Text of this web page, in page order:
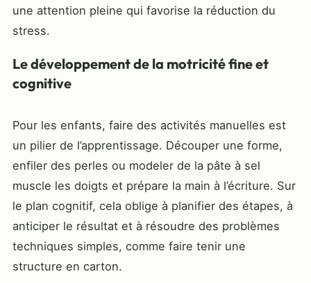
une attention pleine qui favorise la réduction du
stress.
Le développement de la motricité fine et
cognitive
Pour les enfants, faire des activités manuelles est
un pilier de l’apprentissage. Découper une forme,
enfiler des perles ou modeler de la pâte à sel
muscle les doigts et prépare la main à l’écriture. Sur
le plan cognitif, cela oblige à planifier des étapes, à
anticiper le résultat et à résoudre des problèmes
techniques simples, comme faire tenir une
structure en carton.